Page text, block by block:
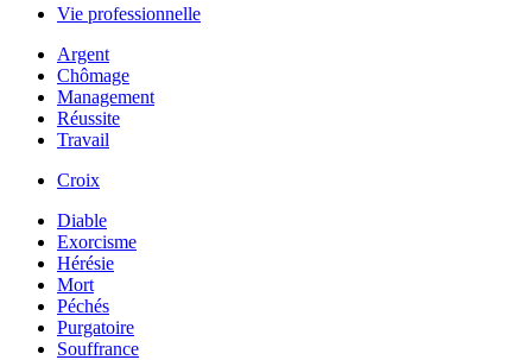
Vie professionnelle
Argent
Chômage
Management
Réussite
Travail
Croix
Diable
Exorcisme
Hérésie
Mort
Péchés
Purgatoire
Souffrance